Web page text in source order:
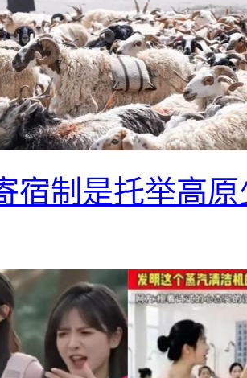
宿制是托举高